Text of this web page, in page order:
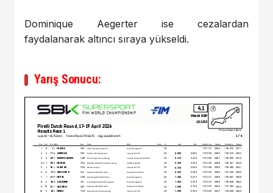
Dominique Aegerter ise cezalardan
faydalanarak altıncı sıraya yükseldi.
Yarış Sonucu: